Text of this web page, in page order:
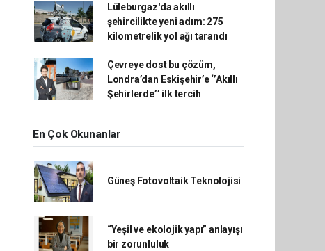
Lüleburgaz'da akıllı
şehircilikte yeni adım: 275
kilometrelik yol ağı tarandı
Çevreye dost bu çözüm,
Londra’dan Eskişehir’e ‘’Akıllı
Şehirlerde’’ ilk tercih
En Çok Okunanlar
Güneş Fotovoltaik Teknolojisi
“Yeşil ve ekolojik yapı” anlayışı
bir zorunluluk